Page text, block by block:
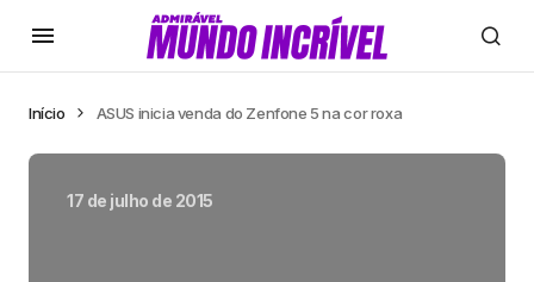
Início ASUS inicia venda do Zenfone 5 na cor roxa
17 de julho de 2015